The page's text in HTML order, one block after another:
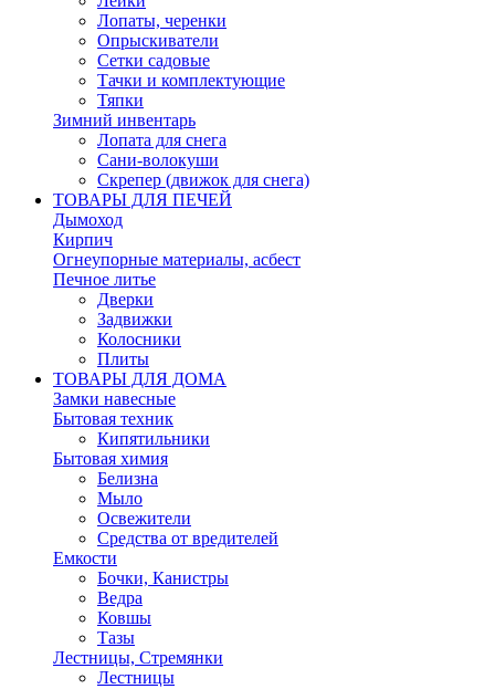
Лопаты, черенки
Опрыскиватели
Сетки садовые
Тачки и комплектующие
Тяпки
Зимний инвентарь
Лопата для снега
Сани-волокуши
Скрепер (движок для снега)
ТОВАРЫ ДЛЯ ПЕЧЕЙ
Дымоход
Кирпич
Огнеупорные материалы, асбест
Печное литье
Дверки
Задвижки
Колосники
Плиты
ТОВАРЫ ДЛЯ ДОМА
Замки навесные
Бытовая техник
Кипятильники
Бытовая химия
Белизна
Мыло
Освежители
Средства от вредителей
Емкости
Бочки, Канистры
Ведра
Ковшы
Тазы
Лестницы, Стремянки
Лестницы